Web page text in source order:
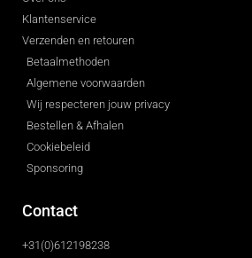
Klantenservice
Verzenden en retouren
Betaalmethoden
Algemene voorwaarden
Wij respecteren jouw privacy
Bestellen & Afhalen
Cookiebeleid
Sponsoring
Contact
+31(0)612198238